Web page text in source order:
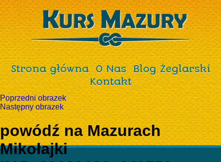
Strona główna O Nas
Blog Żeglarski
Kontakt
Poprzedni obrazek
Następny obrazek
powódź na Mazurach
Mikołajki